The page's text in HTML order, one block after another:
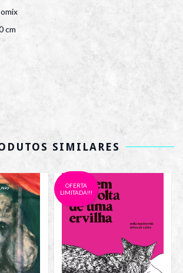
cm
SIMILARES
OFERTA
LIMITADA!!!